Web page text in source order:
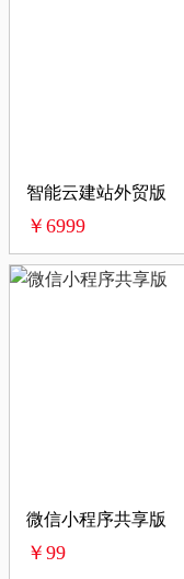
智能云建站外贸版
￥6999
微信小程序共享版
￥99